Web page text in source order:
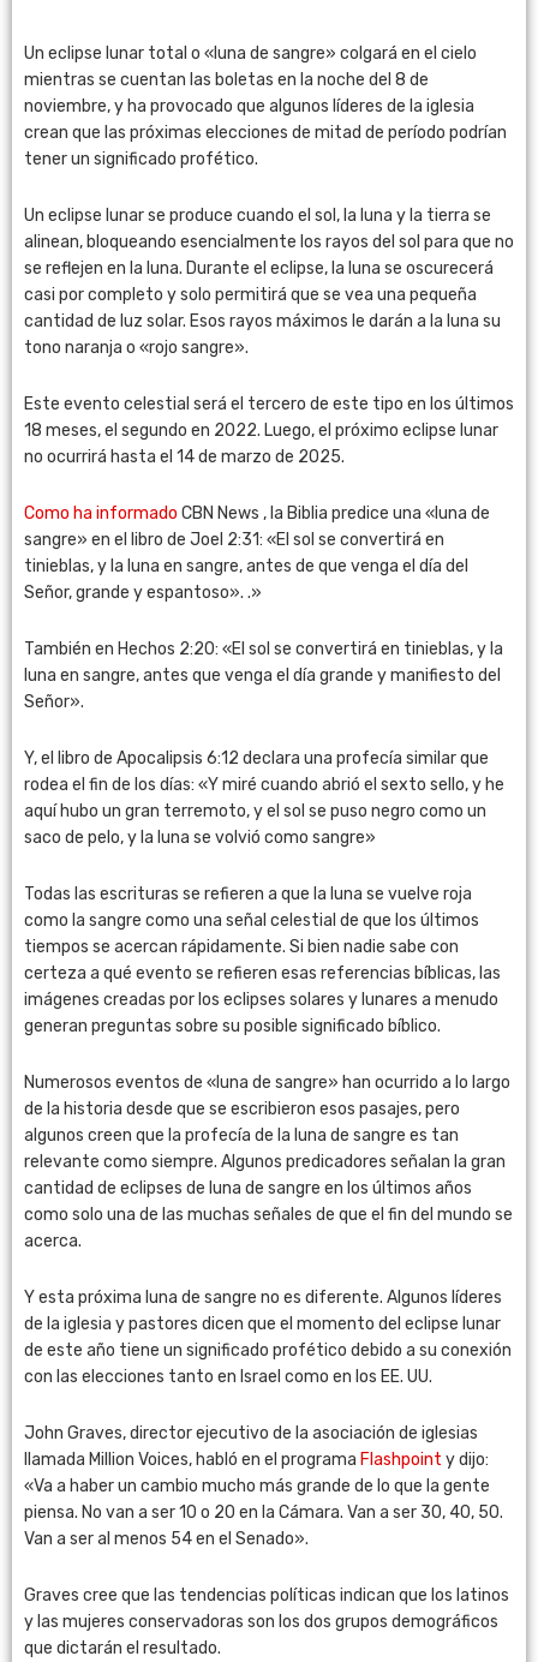
Un eclipse lunar total o «luna de sangre» colgará en el cielo
mientras se cuentan las boletas en la noche del 8 de
noviembre, y ha provocado que algunos líderes de la iglesia
crean que las próximas elecciones de mitad de período podrían
tener un significado profético.
Un eclipse lunar se produce cuando el sol, la luna y la tierra se
alinean, bloqueando esencialmente los rayos del sol para que no
se reflejen en la luna. Durante el eclipse, la luna se oscurecerá
casi por completo y solo permitirá que se vea una pequeña
cantidad de luz solar. Esos rayos máximos le darán a la luna su
tono naranja o «rojo sangre».
Este evento celestial será el tercero de este tipo en los últimos
18 meses, el segundo en 2022. Luego, el próximo eclipse lunar
no ocurrirá hasta el 14 de marzo de 2025.
Como ha informado CBN News , la Biblia predice una «luna de
sangre» en el libro de Joel 2:31: «El sol se convertirá en
tinieblas, y la luna en sangre, antes de que venga el día del
Señor, grande y espantoso». .»
También en Hechos 2:20: «El sol se convertirá en tinieblas, y la
luna en sangre, antes que venga el día grande y manifiesto del
Señor».
Y, el libro de Apocalipsis 6:12 declara una profecía similar que
rodea el fin de los días: «Y miré cuando abrió el sexto sello, y he
aquí hubo un gran terremoto, y el sol se puso negro como un
saco de pelo, y la luna se volvió como sangre»
Todas las escrituras se refieren a que la luna se vuelve roja
como la sangre como una señal celestial de que los últimos
tiempos se acercan rápidamente. Si bien nadie sabe con
certeza a qué evento se refieren esas referencias bíblicas, las
imágenes creadas por los eclipses solares y lunares a menudo
generan preguntas sobre su posible significado bíblico.
Numerosos eventos de «luna de sangre» han ocurrido a lo largo
de la historia desde que se escribieron esos pasajes, pero
algunos creen que la profecía de la luna de sangre es tan
relevante como siempre. Algunos predicadores señalan la gran
cantidad de eclipses de luna de sangre en los últimos años
como solo una de las muchas señales de que el fin del mundo se
acerca.
Y esta próxima luna de sangre no es diferente. Algunos líderes
de la iglesia y pastores dicen que el momento del eclipse lunar
de este año tiene un significado profético debido a su conexión
con las elecciones tanto en Israel como en los EE. UU.
John Graves, director ejecutivo de la asociación de iglesias
llamada Million Voices, habló en el programa Flashpoint y dijo:
«Va a haber un cambio mucho más grande de lo que la gente
piensa. No van a ser 10 o 20 en la Cámara. Van a ser 30, 40, 50.
Van a ser al menos 54 en el Senado».
Graves cree que las tendencias políticas indican que los latinos
y las mujeres conservadoras son los dos grupos demográficos
que dictarán el resultado.